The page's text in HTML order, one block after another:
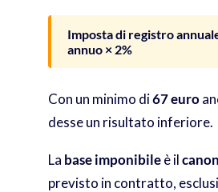
Imposta di registro
annuo × 2%
Con un minimo di67 euro
desse un risultato inferiore.
La base imponibileè il
previsto in contratto,